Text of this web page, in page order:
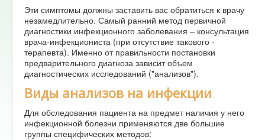
Эти симптомы должны заставить вас обратиться к врачу
незамедлительно. Самый ранний метод первичной
диагностики инфекционного заболевания – консультация
врача-инфекциониста (при отсутствие такового -
терапевта). Именно от правильности постановки
предварительного диагноза зависит объем
диагностических исследований ("анализов").
Виды анализов на инфекции
Для обследования пациента на предмет наличия у него
инфекционной болезни применяются две большие
группы специфических методов: